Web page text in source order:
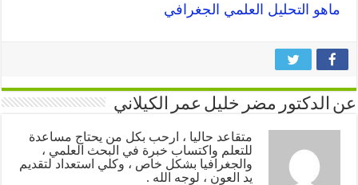
ماهو التحليل العلمي الجغرافي
عن الدكتور مضر خليل عمر الكيلاني
متقاعد حاليا ، ارحب بكل من يحتاج مساعدة
للتعلم واكتساب خبرة في البحث العلمي ،
والجغرافيا بشكل خاص ، وكلي استعداد لتقديم
يد العون ، لوجه الله .